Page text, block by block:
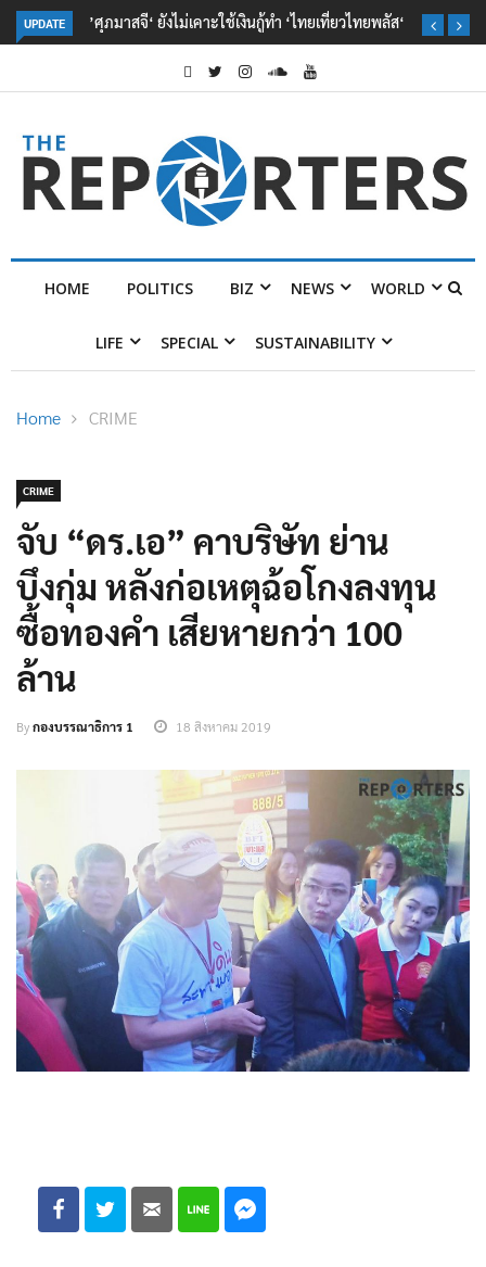
UPDATE ’ศุภมาสจี‘ ยังไม่เคาะใช้เงินกู้ทำ ‘ไทยเที่ยวไทยพลัส‘
HOME POLITICS BIZ NEWS WORLD
LIFE SPECIAL SUSTAINABILITY
Home CRIME
CRIME
จับ “ดร.เอ” คาบริษัท ย่าน
บึงกุ่ม หลังก่อเหตุฉ้อโกงลงทุน
ซื้อทองคำ เสียหายกว่า 100
ล้าน
Byกองบรรณาธิการ 1 18 สิงหาคม 2019